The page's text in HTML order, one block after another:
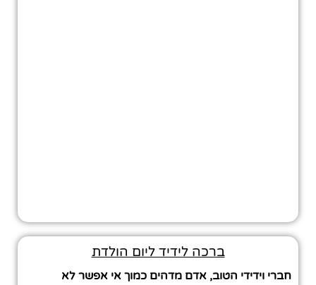
ברכה לידיד ליום הולדת
חברי וידידי הטוב, אדם מדהים כמוך אי אפשר לא